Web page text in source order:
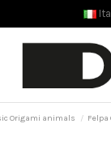
Origami animals
Felpa